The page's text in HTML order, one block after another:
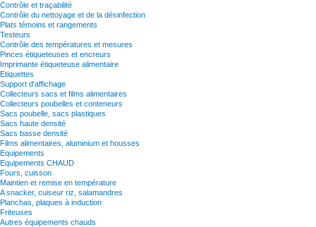
Contrôle et traçabilité
Contrôle du nettoyage et de la désinfection
Plats témoins et rangements
Testeurs
Contrôle des températures et mesures
Pinces étiqueteuses et encreurs
Imprimante étiqueteuse alimentaire
Etiquettes
Support d'affichage
Collecteurs sacs et films alimentaires
Collecteurs poubelles et conteneurs
Sacs poubelle, sacs plastiques
Sacs haute densité
Sacs basse densité
Films alimentaires, aluminium et housses
Equipements
Equipements CHAUD
Fours, cuisson
Maintien et remise en température
A snacker, cuiseur riz, salamandres
Planchas, plaques à induction
Friteuses
Autres équipements chauds